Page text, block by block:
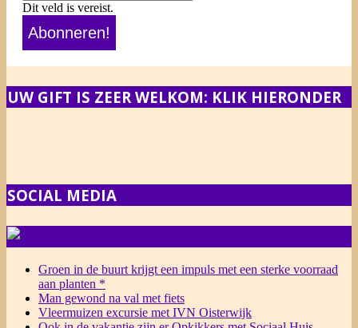
Dit veld is vereist.
UW GIFT IS ZEER WELKOM: KLIK HIERONDER
SOCIAL MEDIA
Groen in de buurt krijgt een impuls met een sterke voorraad
aan planten *
Man gewond na val met fiets
Vleermuizen excursie met IVN Oisterwijk